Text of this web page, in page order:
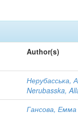
Author(s)
Нерубасська,
Nerubasska,
Гансова, Емма